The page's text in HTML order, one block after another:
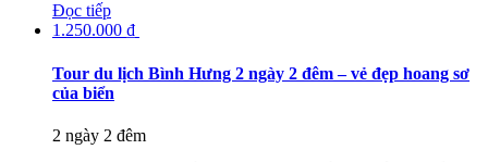
Đọc tiếp
1.250.000 ₫
Tour du lịch Bình Hưng 2 ngày 2 đêm – vẻ đẹp hoang sơ
của biển
2 ngày 2 đêm